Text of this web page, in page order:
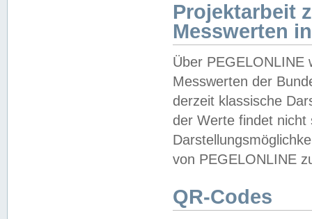
Projektarbeit
Messwerten
Über PEGELONLINE
Messwerten der
derzeit klassische
der Werte findet
von PEGELONLINE
QR-Codes